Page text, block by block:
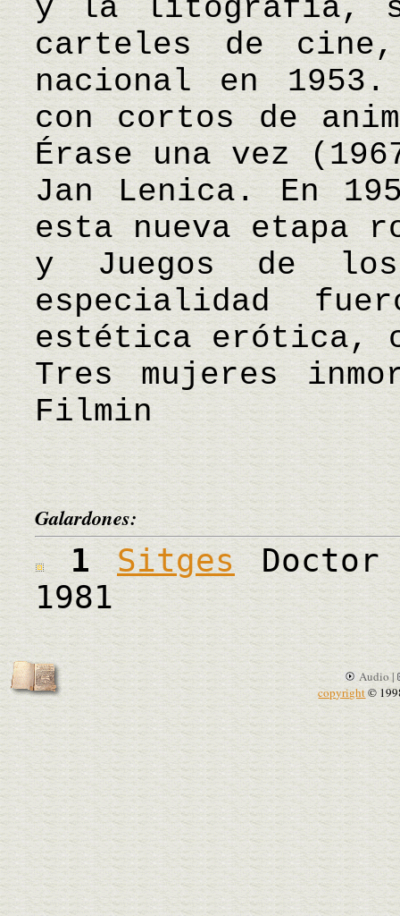
y la litografía,
carteles de
nacional en
con cortos de
Érase una vez
Jan Lenica. En
esta nueva etapa
y Juegos de
especialidad
estética erótica,
Tres mujeres
Filmin
Galardones:
1SitgesDoctor
1981
Audio |
copyright©